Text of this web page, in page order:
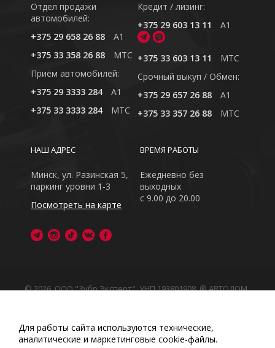
Отдел продажи
автомобилей:
+375 29 658 26 88
A1
+375 33 358 26 88
MTC
Приём автомобилей:
+375 29 3333 284
A1
+375 33 3333 284
MTC
Кредит / лизинг:
+375 29 603 13 11
A1
+375 33 603 13 11
MTC
Cрочный выкуп / Обмен:
+375 29 657 26 88
A1
+375 33 357 26 88
MTC
ВРЕМЯ РАБОТЫ
Ежедневно без
выходных
с 9.00 до 20.00
НАШ АДРЕС
Минск, ул. Разинская 5,
паркинг уровни 1-3
Посмотреть на карте
© 2026, ООО "Зубр Эксперт", УНП 193801908. ® АВТОДОМ
Обращаем Ваше внимание на то, что данный интернет-
сайт носит исключительно информационный характер
Любое использование либо копирование материалов
Для работы сайта используются технические,
аналитические и маркетинговые сооkіе-файлы.